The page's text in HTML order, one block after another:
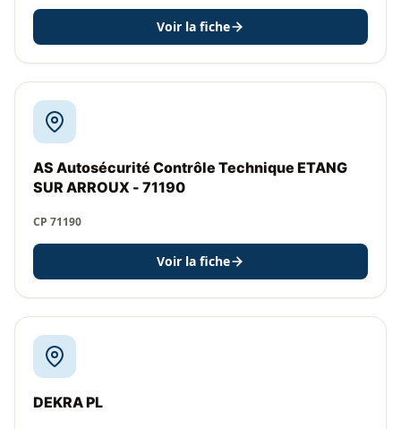
Voir la fiche
AS Autosécurité Contrôle Technique ETANG
SUR ARROUX - 71190
CP 71190
Voir la fiche
DEKRA PL